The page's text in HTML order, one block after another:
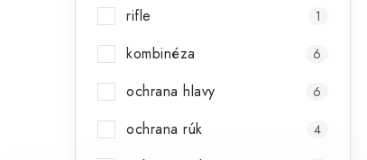
rifle 1
kombinéza 6
ochrana hlavy 6
ochrana rúk 4